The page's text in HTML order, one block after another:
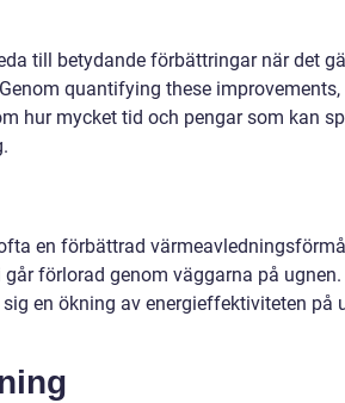
till betydande förbättringar när det
quantifying these improvements,
hur mycket tid och pengar som kan
en förbättrad
förlorad genom väggarna på ugnen.
en ökning av energieffektiviteten på